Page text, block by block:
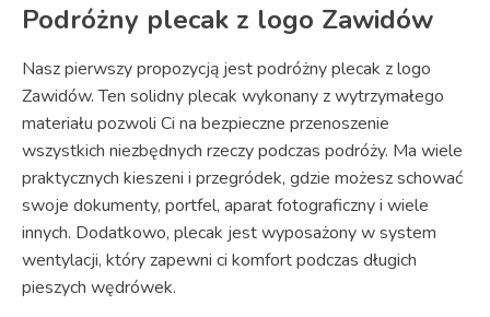
Podróżny plecak z logo Zawidów
Nasz pierwszy propozycją jest podróżny plecak z logo
Zawidów. Ten solidny plecak wykonany z wytrzymałego
materiału pozwoli Ci na bezpieczne przenoszenie
wszystkich niezbędnych rzeczy podczas podróży. Ma wiele
praktycznych kieszeni i przegródek, gdzie możesz schować
swoje dokumenty, portfel, aparat fotograficzny i wiele
innych. Dodatkowo, plecak jest wyposażony w system
wentylacji, który zapewni ci komfort podczas długich
pieszych wędrówek.